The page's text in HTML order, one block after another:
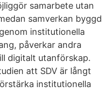
samarbete utan
samverkan byggd
institutionella
påverkar andra
digitalt utanförskap.
att SDV är långt
institutionella